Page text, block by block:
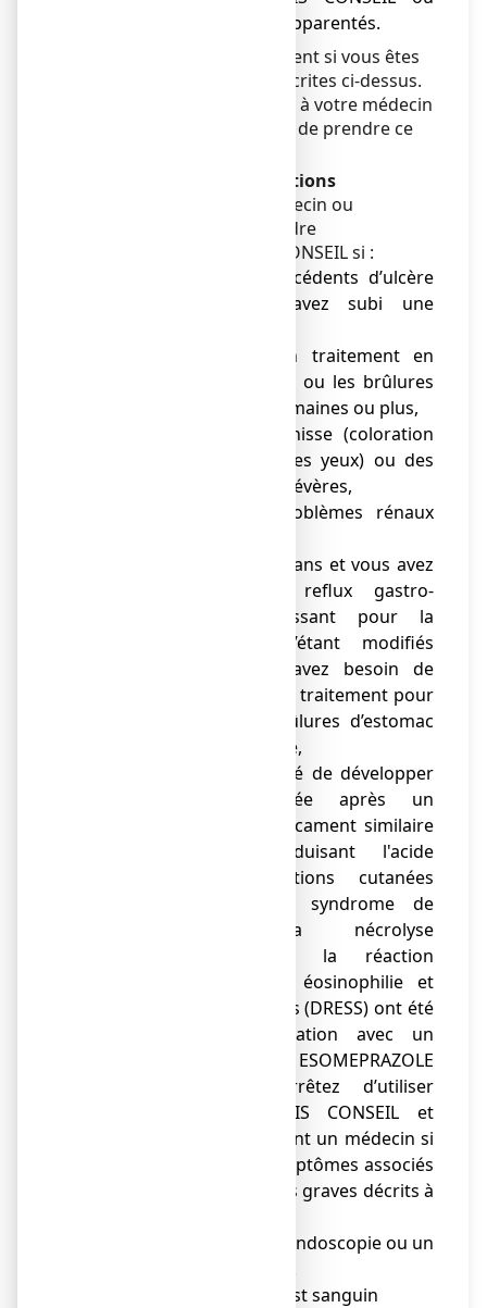
d’autres médicaments apparentés.
Ne prenez pas ce médicament si vous êtes
dans une des situations décrites ci-dessus.
En cas de doutes, parlez-en à votre médecin
ou votre pharmacien avant de prendre ce
Avertissements et précautions
Adressez-vous à votre médecin ou
pharmacien avant de prendre
ESOMEPRAZOLE VIATRIS CONSEIL si :
● vous avez des antécédents d’ulcère
gastrique ou vous avez subi une
● vous avez pris un traitement en
continu contre le reflux ou les brûlures
d’estomac pendant 4 semaines ou plus,
● vous avez une jaunisse (coloration
jaune de la peau ou des yeux) ou des
problèmes hépatiques sévères,
● vous avez des problèmes rénaux
● vous avez plus de 55 ans et vous avez
des symptômes de reflux gastro-
œsophagiens apparaissant pour la
première fois ou s’étant modifiés
récemment ou vous avez besoin de
prendre chaque jour un traitement pour
l’indigestion ou les brûlures d’estomac
délivré sans ordonnance,
● il vous est déjà arrivé de développer
une réaction cutanée après un
traitement par un médicament similaire
à ésoméprazole réduisant l'acide
gastrique. Des réactions cutanées
graves telles que le syndrome de
Stevens-Johnson, la nécrolyse
épidermique toxique, la réaction
médicamenteuse avec éosinophilie et
symptômes systémiques (DRESS) ont été
rapportées en association avec un
traitement par de ESOMEPRAZOLE
VIATRIS CONSEIL. Arrêtez d’utiliser
ESOMEPRAZOLE VIATRIS CONSEIL et
consultez immédiatement un médecin si
vous notez l’un des symptômes associés
à ces réactions cutanées graves décrits à
● Vous devez faire une endoscopie ou un
● Vous devez faire un test sanguin